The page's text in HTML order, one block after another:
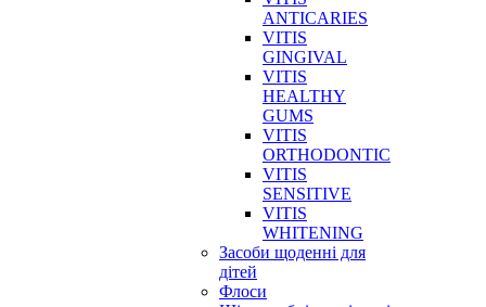
ANTICARIES
VITIS
GINGIVAL
VITIS
HEALTHY
GUMS
VITIS
ORTHODONTIC
VITIS
SENSITIVE
VITIS
WHITENING
Засоби щоденні для
дітей
Флоси